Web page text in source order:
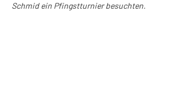
Schmid ein Pfingstturnier besuchten.